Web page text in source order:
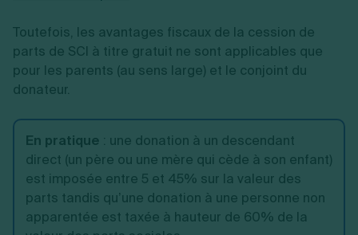
Toutefois, les avantages fiscaux de la cession de
parts de SCI à titre gratuit ne sont applicables que
pour les parents (au sens large) et le conjoint du
donateur.
En pratique : une donation à un descendant
direct (un père ou une mère qui cède à son enfant)
est imposée entre 5 et 45% sur la valeur des
parts tandis qu’une donation à une personne non
apparentée est taxée à hauteur de 60% de la